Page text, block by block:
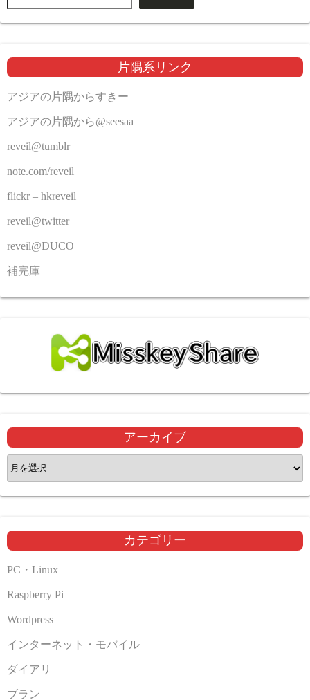
片隅系リンク
アジアの片隅からすきー
アジアの片隅から@seesaa
reveil@tumblr
note.com/reveil
flickr – hkreveil
reveil@twitter
reveil@DUCO
補完庫
アーカイブ
ア
ー
カ
ブ
カテゴリー
PC・Linux
Raspberry Pi
Wordpress
インターネット・モバイル
ダイアリ
ブラン